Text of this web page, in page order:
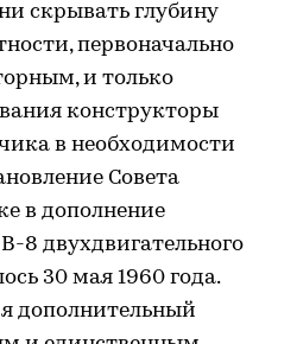
скрывать глубину
первоначально
и только
конструкторы
в необходимости
Совета
в дополнение
8 двухдвигательного
30 мая 1960 года.
дополнительный